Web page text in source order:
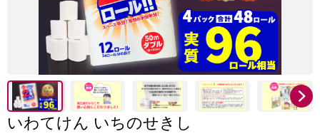
いわてけん いちのせきし